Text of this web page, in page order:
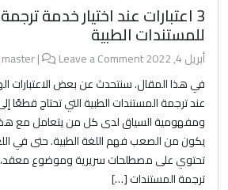
3 اعتبارات عند اختيار خدمة
للمستندات الطبية
أبريل 4, 2022 |
Leave a Comment
في هذا المقال. سنتحدث عن بعض الاعتبارات
عند ترجمة المستندات الطبية التي تحتاج قطعًا
ومفهومية السياق لدى كل من يتعامل مع
يكون من الصعب فهم اللغة الطبية. حتى في اللغة
تحتوي على مصطلحات سريرية وموضوع معقد،
ترجمة المستندات […]